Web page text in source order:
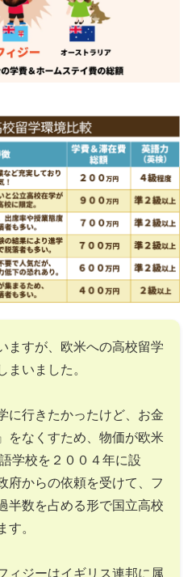
ますが、欧米への高校留学
まいました。
に行きたかったけど、お金
をなくすため、物価が欧米
学校を２００４年に設
府からの依頼を受けて、フ
半数を占める形で国立高校
す。
ィジーはイギリス連邦に属